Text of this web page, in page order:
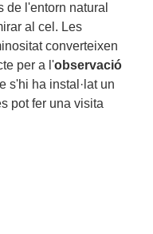
de l'entorn natural
al cel. Les
converteixen
per a l'observació
s'hi ha instal·lat un
pot fer una visita